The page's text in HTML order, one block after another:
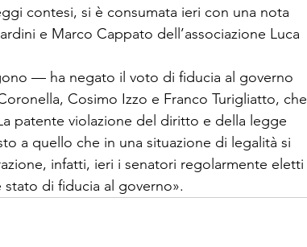
contesi, si è consumata ieri con una nota
e Marco Cappato dell’associazione Luca
— ha negato il voto di fiducia al go­verno
Cosimo Izzo e Franco Turigliatto, che
patente violazione del diritto e della legge
a quello che in una situazione di legalità si
infatti, ieri i senatori re­golarmente eletti
di fiducia al governo».